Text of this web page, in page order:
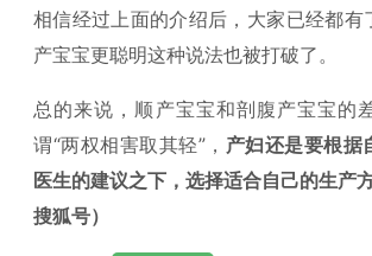
相信经过上面的介绍后，大家已经都有
产宝宝更聪明这种说法也被打破了。
总的来说，顺产宝宝和剖腹产宝宝的
谓“两权相害取其轻”， 产妇还是要根据
医生的建议之下，选择适合自己的生产
搜狐号）